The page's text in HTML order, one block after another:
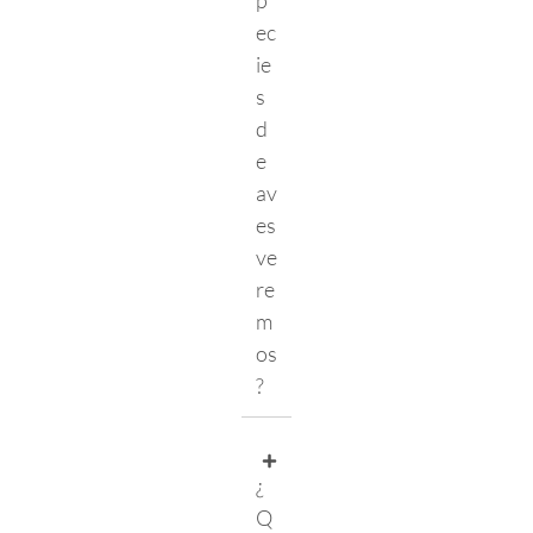
ec
ie
s
d
e
av
es
ve
re
m
os
?
¿
Q